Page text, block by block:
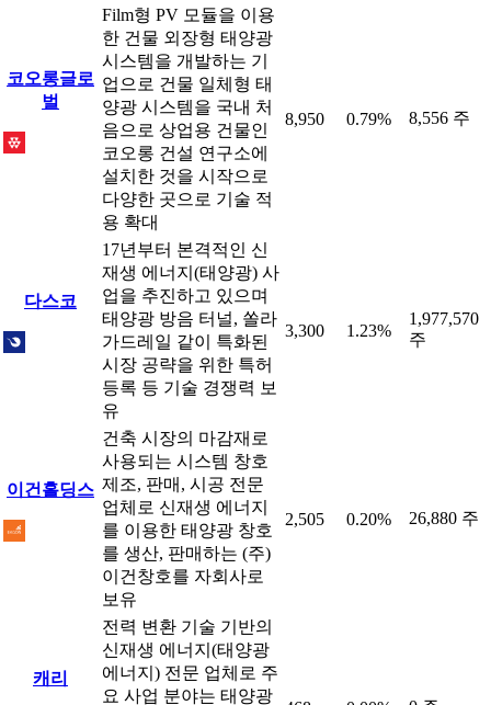
코오롱글로
벌
Film형 PV 모듈을 이용
한 건물 외장형 태양광
시스템을 개발하는 기
업으로 건물 일체형 태
양광 시스템을 국내 처
음으로 상업용 건물인
코오롱 건설 연구소에
설치한 것을 시작으로
다양한 곳으로 기술 적
용 확대
8,950 0.79% 8,556 주
다스코
17년부터 본격적인 신
재생 에너지(태양광) 사
업을 추진하고 있으며
태양광 방음 터널, 쏠라
가드레일 같이 특화된
시장 공략을 위한 특허
등록 등 기술 경쟁력 보
유
3,300 1.23%
1,977,570
주
이건홀딩스
건축 시장의 마감재로
사용되는 시스템 창호
제조, 판매, 시공 전문
업체로 신재생 에너지
를 이용한 태양광 창호
를 생산, 판매하는 (주)
이건창호를 자회사로
보유
2,505 0.20% 26,880 주
캐리
전력 변환 기술 기반의
신재생 에너지(태양광
에너지) 전문 업체로 주
요 사업 분야는 태양광